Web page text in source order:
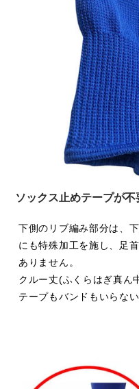
ソックス止めテープが不
下側のリブ編み部分は、
にも特殊加工を施し、足
ありません。
クルー丈(ふくらはぎ真ん
テープもバンドもいらな